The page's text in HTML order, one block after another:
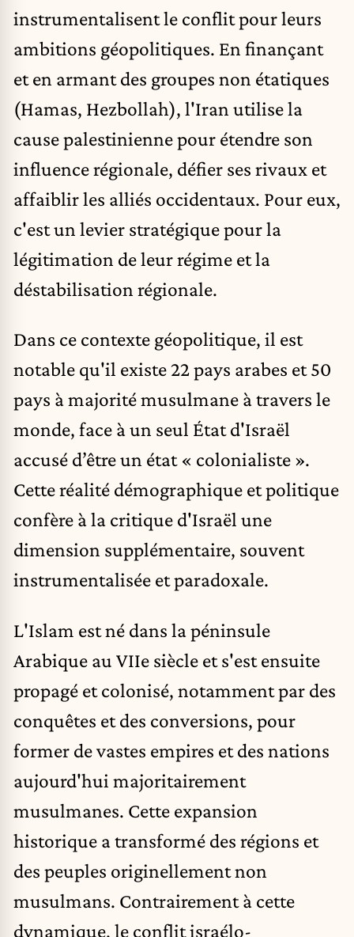
instrumentalisent le conflit pour leurs
ambitions géopolitiques. En finançant
et en armant des groupes non étatiques
(Hamas, Hezbollah), l'Iran utilise la
cause palestinienne pour étendre son
influence régionale, défier ses rivaux et
affaiblir les alliés occidentaux. Pour eux,
c'est un levier stratégique pour la
légitimation de leur régime et la
déstabilisation régionale.
Dans ce contexte géopolitique, il est
notable qu'il existe 22 pays arabes et 50
pays à majorité musulmane à travers le
monde, face à un seul État d'Israël
accusé d’être un état « colonialiste ».
Cette réalité démographique et politique
confère à la critique d'Israël une
dimension supplémentaire, souvent
instrumentalisée et paradoxale.
L'Islam est né dans la péninsule
Arabique au VIIe siècle et s'est ensuite
propagé et colonisé, notamment par des
conquêtes et des conversions, pour
former de vastes empires et des nations
aujourd'hui majoritairement
musulmanes. Cette expansion
historique a transformé des régions et
des peuples originellement non
musulmans. Contrairement à cette
dynamique, le conflit israélo-